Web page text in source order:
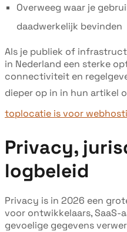
Overweeg waar je
daadwerkelijk bevinden
Als je publiek of
in Nederland een sterke
connectiviteit en
dieper op in in hun artikel
toplocatie is voor
Privacy,
logbeleid
Privacy is in 2026 een
voor ontwikkelaars, SaaS-
gevoelige gegevens